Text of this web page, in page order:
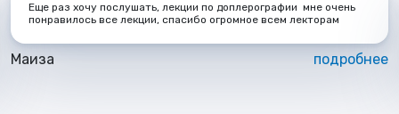
Еще раз хочу послушать, лекции по доплерографии мне очень
понравилось все лекции, спасибо огромное всем лекторам
Маиза подробнее